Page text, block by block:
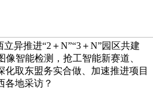
异推进“2＋N”“3＋N”园区共建
智能检测，抢工智能新赛道、
化取东盟务实合做、加速推进项目
地采访？